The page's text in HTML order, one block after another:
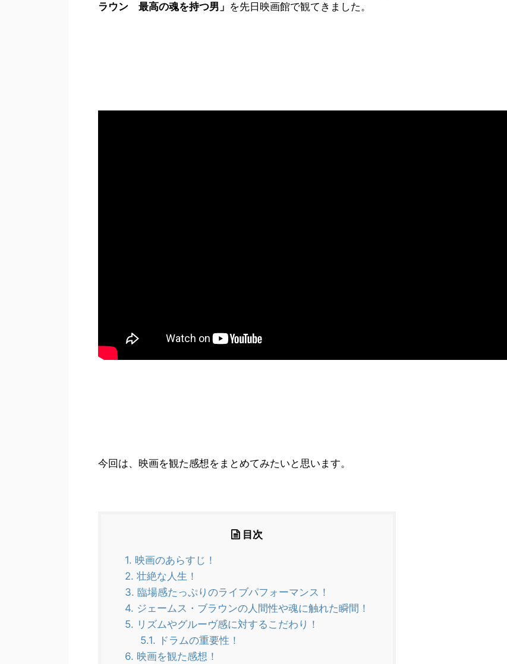
ラウン 最高の魂を持つ男」 を先日映画館で観てきました。
今回は、映画を観た感想をまとめてみたいと思います。
目次
1. 映画のあらすじ！
2. 壮絶な人生！
3. 臨場感たっぷりのライブパフォーマンス！
4. ジェームス・ブラウンの人間性や魂に触れた瞬間！
5. リズムやグルーヴ感に対するこだわり！
5.1. ドラムの重要性！
6. 映画を観た感想！